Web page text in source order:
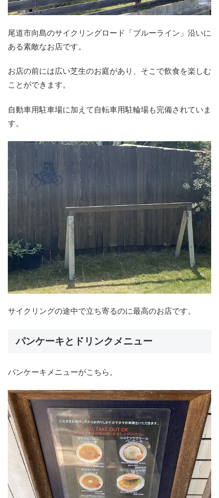
尾道市向島のサイクリングロード「ブルーライン」沿いに
ある素敵なお店です。
お店の前には広い芝生のお庭があり、そこで飲食を楽しむ
ことができます。
自動車用駐車場に加えて自転車用駐輪場も完備されていま
す。
サイクリングの途中で立ち寄るのに最高のお店です。
パンケーキとドリンクメニュー
パンケーキメニューがこちら。